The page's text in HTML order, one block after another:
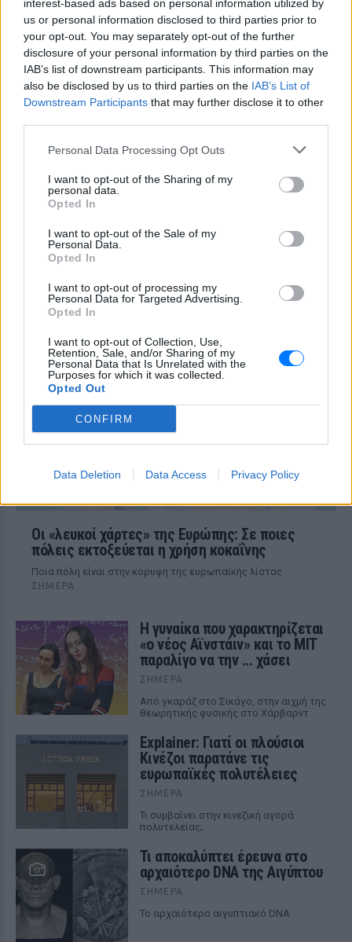
interest-based ads based on personal information utilized by
us or personal information disclosed to third parties prior to
your opt-out. You may separately opt-out of the further
disclosure of your personal information by third parties on the
IAB’s list of downstream participants. This information may
also be disclosed by us to third parties on the IAB’s List of
Downstream Participants that may further disclose it to other
Personal Data Processing Opt Outs
I want to opt-out of the Sharing of my
personal data.
Opted In
I want to opt-out of the Sale of my
Personal Data.
Opted In
I want to opt-out of processing my
Personal Data for Targeted Advertising.
Opted In
I want to opt-out of Collection, Use,
Retention, Sale, and/or Sharing of my
Personal Data that Is Unrelated with the
Purposes for which it was collected.
Opted Out
CONFIRM
Data Deletion Data Access Privacy Policy
Ο μοναδικός Αμερικανός
πρόεδρος που έχει παραιτηθεί
ΣΉΜΕΡΑ
Η συγκάλυψη, οι ταινίες και το «Smoking
Gun»
Το κατακόκκινο σπίτι που
μοιάζει να αιωρείται πάνω από
το Κάπρι
Το ταξίδι τελείωσε με
χειροπέδες στο αεροδρόμιο
Το «δωρεάν» ταξίδι που τελικά τους
βγήκε πολύ ακριβό
Οι «λευκοί χάρτες» της Ευρώπης: Σε ποιες
πόλεις εκτοξεύεται η χρήση κοκαΐνης
Ποια πόλη είναι στην κορυφή της ευρωπαϊκής λίστας
ΣΉΜΕΡΑ
Η γυναίκα που χαρακτηρίζεται
«ο νέος Αϊνστάιν» και το MIT
παραλίγο να την ... χάσει
ΣΉΜΕΡΑ
Από γκαράζ στο Σικάγο, στην αιχμή της
θεωρητικής φυσικής στο Χάρβαρντ
Explainer: Γιατί οι πλούσιοι
Κινέζοι παρατάνε τις
ευρωπαϊκές πολυτέλειες
ΣΉΜΕΡΑ
Τι συμβαίνει στην κινεζική αγορά
πολυτελείας;
Τι αποκαλύπτει έρευνα στο
αρχαιότερο DNA της Αιγύπτου
ΣΉΜΕΡΑ
Το αρχαιότερο αιγυπτιακό DNA